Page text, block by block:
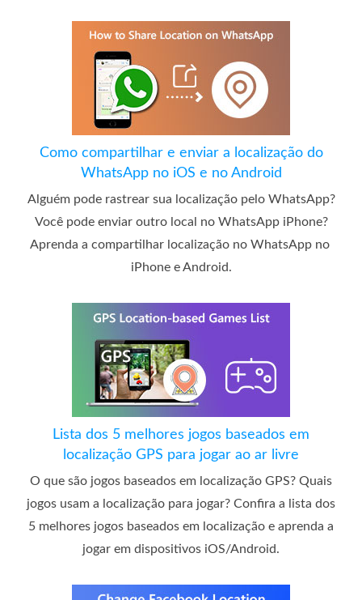
Como compartilhar e enviar a localização do
WhatsApp no ​​iOS e no Android
Alguém pode rastrear sua localização pelo WhatsApp?
Você pode enviar outro local no WhatsApp iPhone?
Aprenda a compartilhar localização no WhatsApp no ​​
iPhone e Android.
Lista dos 5 melhores jogos baseados em
localização GPS para jogar ao ar livre
O que são jogos baseados em localização GPS? Quais
jogos usam a localização para jogar? Confira a lista dos
5 melhores jogos baseados em localização e aprenda a
jogar em dispositivos iOS/Android.